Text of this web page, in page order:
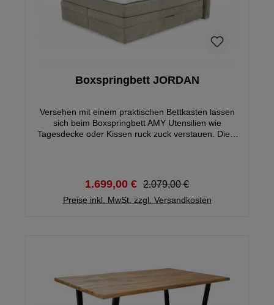
Boxspringbett JORDAN
Versehen mit einem praktischen Bettkasten lassen
sich beim Boxspringbett AMY Utensilien wie
Tagesdecke oder Kissen ruck zuck verstauen. Die 2
1.699,00 € 2.079,00 €
Preise inkl. MwSt. zzgl. Versandkosten